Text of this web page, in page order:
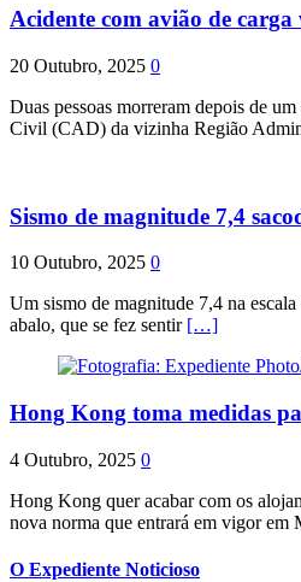
Acidente com avião de
20 Outubro, 2025 0
Duas pessoas morreram depois de
Civil (CAD) da vizinha Região
Sismo de magnitude 7,4
10 Outubro, 2025 0
Um sismo de magnitude 7,4 na
abalo, que se fez sentir […]
Hong Kong toma medidas
4 Outubro, 2025 0
Hong Kong quer acabar com os
nova norma que entrará em vigor em
O Expediente Noticioso